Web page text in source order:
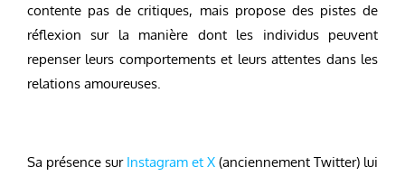
contente pas de critiques, mais propose des pistes de
réflexion sur la manière dont les individus peuvent
repenser leurs comportements et leurs attentes dans les
relations amoureuses.
Sa présence sur Instagram et X (anciennement Twitter) lui